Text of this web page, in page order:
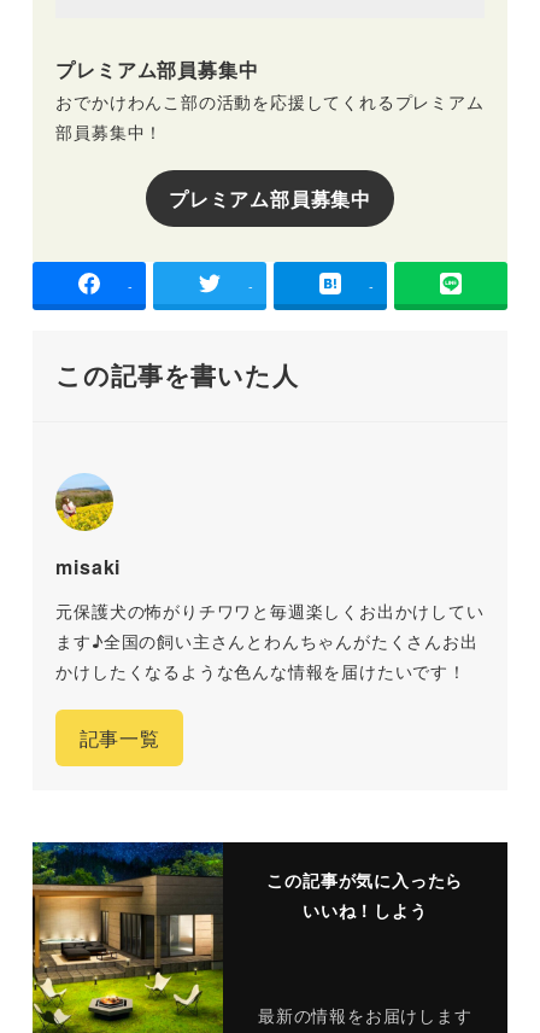
プレミアム部員募集中
おでかけわんこ部の活動を応援してくれるプレミアム
部員募集中！
プレミアム部員募集中
- - -
この記事を書いた人
misaki
元保護犬の怖がりチワワと毎週楽しくお出かけしてい
ます♪全国の飼い主さんとわんちゃんがたくさんお出
かけしたくなるような色んな情報を届けたいです！
記事一覧
この記事が気に入ったら
いいね！しよう
最新の情報をお届けします